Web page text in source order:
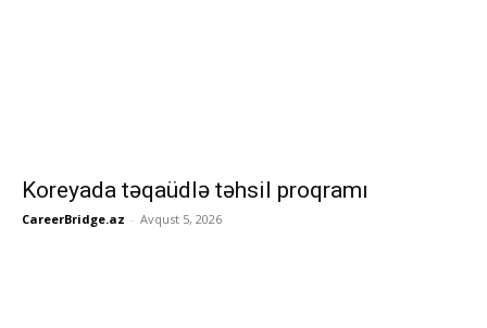
Koreyada təqaüdlə təhsil proqramı
CareerBridge.az - Avqust 5, 2026